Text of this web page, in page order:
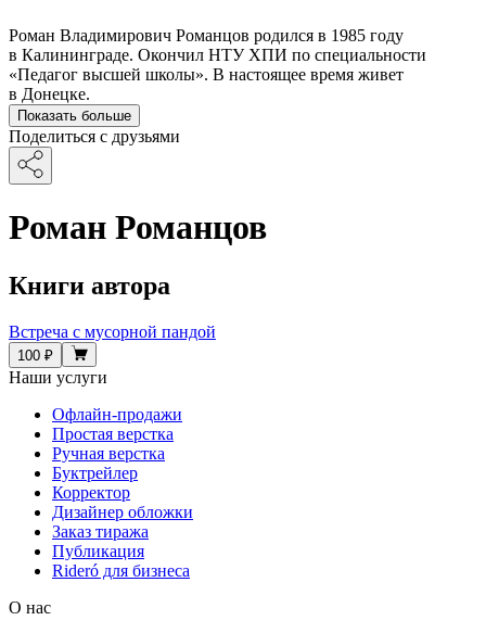
Роман Владимирович Романцов родился в 1985 году
в Калининграде. Окончил НТУ ХПИ по специальности
«Педагог высшей школы». В настоящее время живет
в Донецке.
Показать больше
Поделиться с друзьями
Роман Романцов
Книги автора
Встреча с мусорной пандой
100 ₽
Наши услуги
Офлайн-продажи
Простая верстка
Ручная верстка
Буктрейлер
Корректор
Дизайнер обложки
Заказ тиража
Публикация
Rideró для бизнеса
О нас